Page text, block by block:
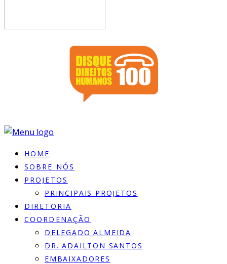
HOME
SOBRE NÓS
PROJETOS
PRINCIPAIS PROJETOS
DIRETORIA
COORDENAÇÃO
DELEGADO ALMEIDA
DR. ADAILTON SANTOS
EMBAIXADORES